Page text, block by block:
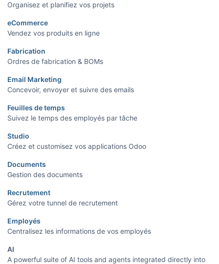
Organisez et planifiez vos projets
eCommerce
Vendez vos produits en ligne
Fabrication
Ordres de fabrication & BOMs
Email Marketing
Concevoir, envoyer et suivre des emails
Feuilles de temps
Suivez le temps des employés par tâche
Studio
Créez et customisez vos applications Odoo
Documents
Gestion des documents
Recrutement
Gérez votre tunnel de recrutement
Employés
Centralisez les informations de vos employés
AI
A powerful suite of AI tools and agents integrated directly into